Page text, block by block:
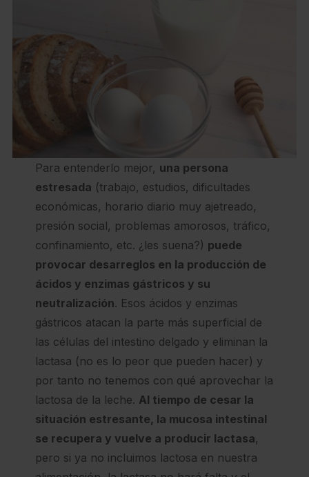
Para entenderlo mejor, una persona
estresada (trabajo, estudios, dificultades
económicas, horario diario muy ajetreado,
presión social, problemas amorosos, tráfico,
confinamiento, etc. ¿les suena?) puede
provocar desarreglos en la producción de
ácidos y enzimas gástricos y su
neutralización. Esos ácidos y enzimas
gástricos atacan la parte más superficial de
las células del intestino delgado y eliminan la
lactasa (no es lo peor que pueden hacer) y
por tanto no tenemos con qué aprovechar la
lactosa de la leche. Al tiempo de cesar la
situación estresante, la mucosa intestinal
se recupera y vuelve a producir lactasa,
pero si ya no incluimos lactosa en nuestra